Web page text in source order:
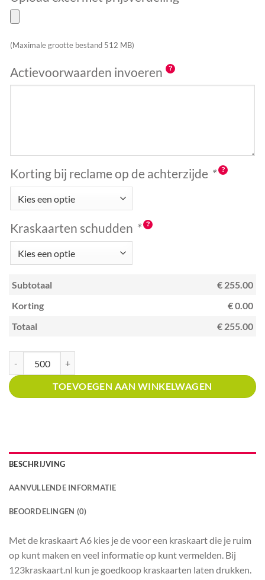
(Maximale grootte bestand 512 MB)
Actievoorwaarden invoeren
Korting bij reclame op de achterzijde *
Kraskaarten schudden *
Subtotaal
€ 255.00
Korting
€ 0.00
Totaal
€ 255.00
TOEVOEGEN AAN WINKELWAGEN
BESCHRIJVING
AANVULLENDE INFORMATIE
BEOORDELINGEN (0)
Met de kraskaart A6 kies je de voor een kraskaart die je ruim
op kunt maken en veel informatie op kunt vermelden. Bij
123kraskaart.nl kun je goedkoop kraskaarten laten drukken.